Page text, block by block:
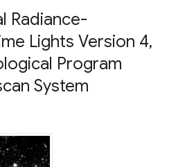
Radiance-
Lights Version 4,
Program
System